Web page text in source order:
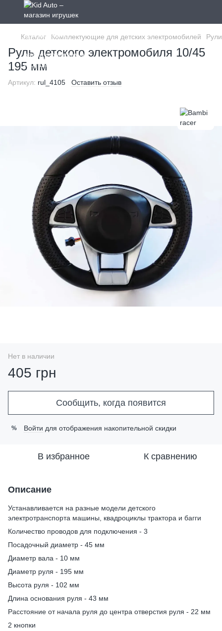
Каталог Комплектующие для детских электромобилей
Руль детского электромобиля 10/45
195 мм
Артикул: rul_4105 Оставить отзыв
Нет в наличии
405 грн
Сообщить, когда появится
% Войти для отображения накопительной скидки
В избранное К сравнению
Описание
Устанавливается на разные модели детского
электротранспорта машины, квадроциклы трактора и багги
Количество проводов для подключения - 3
Посадочный диаметр - 45 мм
Диаметр вала - 10 мм
Диаметр руля - 195 мм
Высота руля - 102 мм
Длина основания руля - 43 мм
Расстояние от начала руля до центра отверстия руля - 22 мм
2 кнопки